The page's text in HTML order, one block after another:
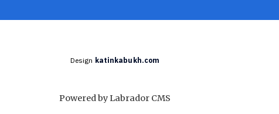
Design katinkabukh.com
Powered by Labrador CMS